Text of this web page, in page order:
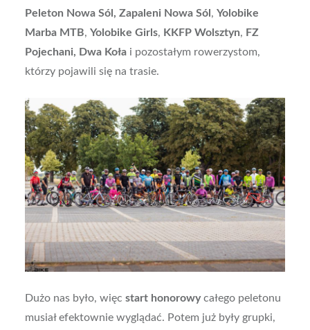
Peleton Nowa Sól, Zapaleni Nowa Sól , Yolobike
Marba MTB, Yolobike Girls, KKFP Wolsztyn, FZ
Pojechani, Dwa Kołai pozostałym rowerzystom,
którzy pojawili się na trasie.
Dużo nas było, więc start honorowycałego peletonu
musiał efektownie wyglądać. Potem już były grupki,